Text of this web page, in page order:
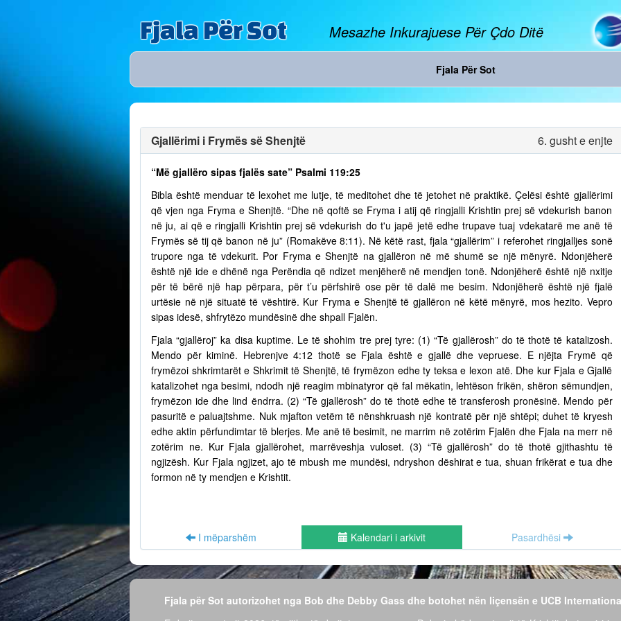
Fjala Për Sot Mesazhe Inkurajuese Për Çdo Ditë
Fjala Për Sot
Gjallërimi i Frymës së Shenjtë 6. gusht e enjte
“Më gjallëro sipas fjalës sate” Psalmi 119:25
Bibla është menduar të lexohet me lutje, të meditohet dhe të jetohet në praktikë. Çelësi është gjallërimi
që vjen nga Fryma e Shenjtë. “Dhe në qoftë se Fryma i atij që ringjalli Krishtin prej së vdekurish banon
në ju, ai që e ringjalli Krishtin prej së vdekurish do t'u japë jetë edhe trupave tuaj vdekatarë me anë të
Frymës së tij që banon në ju” (Romakëve 8:11). Në këtë rast, fjala “gjallërim” i referohet ringjalljes sonë
trupore nga të vdekurit. Por Fryma e Shenjtë na gjallëron në më shumë se një mënyrë. Ndonjëherë
është një ide e dhënë nga Perëndia që ndizet menjëherë në mendjen tonë. Ndonjëherë është një nxitje
për të bërë një hap përpara, për t’u përfshirë ose për të dalë me besim. Ndonjëherë është një fjalë
urtësie në një situatë të vështirë. Kur Fryma e Shenjtë të gjallëron në këtë mënyrë, mos hezito. Vepro
sipas idesë, shfrytëzo mundësinë dhe shpall Fjalën.
Fjala “gjallëroj” ka disa kuptime. Le të shohim tre prej tyre: (1) “Të gjallërosh” do të thotë të katalizosh.
Mendo për kiminë. Hebrenjve 4:12 thotë se Fjala është e gjallë dhe vepruese. E njëjta Frymë që
frymëzoi shkrimtarët e Shkrimit të Shenjtë, të frymëzon edhe ty teksa e lexon atë. Dhe kur Fjala e Gjallë
katalizohet nga besimi, ndodh një reagim mbinatyror që fal mëkatin, lehtëson frikën, shëron sëmundjen,
frymëzon ide dhe lind ëndrra. (2) “Të gjallërosh” do të thotë edhe të transferosh pronësinë. Mendo për
pasuritë e paluajtshme. Nuk mjafton vetëm të nënshkruash një kontratë për një shtëpi; duhet të kryesh
edhe aktin përfundimtar të blerjes. Me anë të besimit, ne marrim në zotërim Fjalën dhe Fjala na merr në
zotërim ne. Kur Fjala gjallërohet, marrëveshja vuloset. (3) “Të gjallërosh” do të thotë gjithashtu të
ngjizësh. Kur Fjala ngjizet, ajo të mbush me mundësi, ndryshon dëshirat e tua, shuan frikërat e tua dhe
formon në ty mendjen e Krishtit.
I mëparshëm Kalendari i arkivit Pasardhësi
Fjala për Sot autorizohet nga Bob dhe Debby Gass dhe botohet nën liçensën e UCB